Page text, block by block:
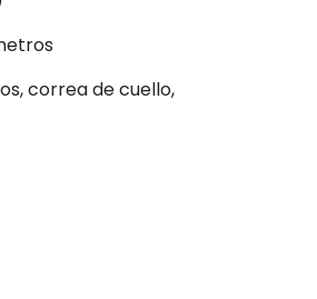
correa de cuello,